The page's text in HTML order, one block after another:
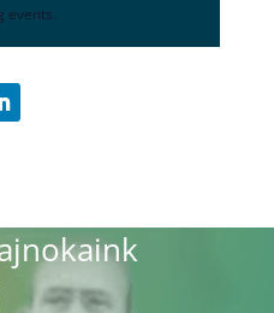
events.